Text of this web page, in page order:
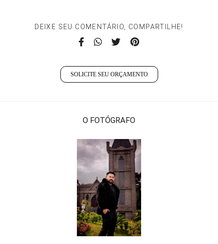
DEIXE SEU COMENTÁRIO, COMPARTILHE!
SOLICITE SEU ORÇAMENTO
O FOTÓGRAFO